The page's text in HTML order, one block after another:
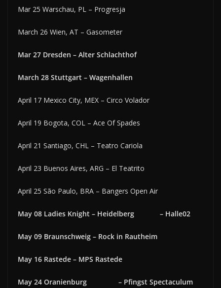
Mar 25 Warschau, PL – Progresja
March 26 Wien, AT – Gasometer
Mar 27 Dresden – Alter Schlachthof
March 28 Stuttgart – Wagenhallen
April 17 Mexico City, MEX – Circo Volador
April 19 Bogota, COL – Ace Of Spades
April 21 Santiago, CHL – Teatro Cariola
April 23 Buenos Aires, ARG – El Teatrito
April 25 São Paulo, BRA – Bangers Open Air
May 08 Ladies Knight – Heidelberg – Halle02
May 09 Braunschweig – Rock in Rautheim
May 16 Rastede – MPS Rastede
May 24 Oranienburg – Pfingst Spectaculum